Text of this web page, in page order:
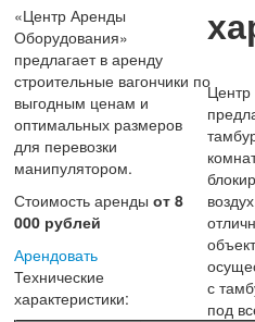
«Центр Аренды
Оборудования»
предлагает в аренду
строительные вагончики по
выгодным ценам и
оптимальных размеров
для перевозки
манипулятором.
Стоимость аренды от 8
000 рублей
Арендовать
Технические
характеристики:
с
под